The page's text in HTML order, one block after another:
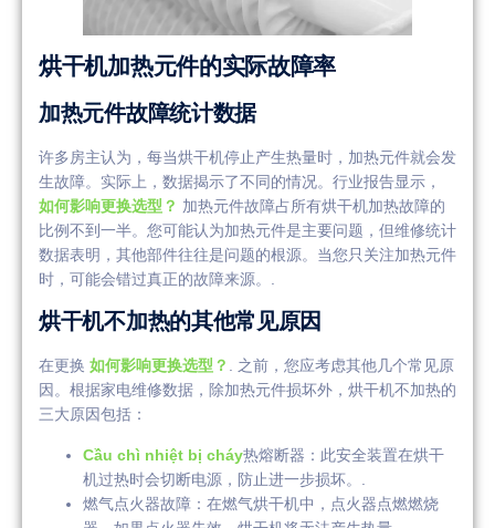
烘干机加热元件的实际故障率
加热元件故障统计数据
许多房主认为，每当烘干机停止产生热量时，加热元件就会发
生故障。实际上，数据揭示了不同的情况。行业报告显示，
如何影响更换选型？​​ 加热元件故障占所有烘干机加热故障的
比例不到一半。您可能认为加热元件是主要问题，但维修统计
数据表明，其他部件往往是问题的根源。当您只关注加热元件
时，可能会错过真正的故障来源。.
烘干机不加热的其他常见原因
在更换 如何影响更换选型？​​ . 之前，您应考虑其他几个常见原
因。根据家电维修数据，除加热元件损坏外，烘干机不加热的
三大原因包括：
Cầu chì nhiệt bị cháy热熔断器：此安全装置在烘干
机过热时会切断电源，防止进一步损坏。.
燃气点火器故障：在燃气烘干机中，点火器点燃燃烧